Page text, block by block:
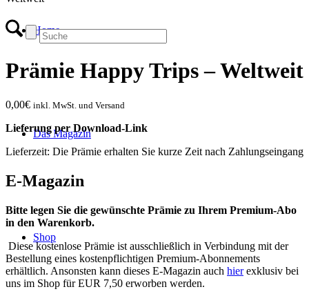
Home
Das Magazin
Shop
Prämie Happy Trips – Weltweit
0,00€ inkl. MwSt. und Versand
Lieferung per Download-Link
Lieferzeit: Die Prämie erhalten Sie kurze Zeit nach Zahlungseingang
E-Magazin
Bitte legen Sie die gewünschte Prämie zu Ihrem Premium-Abo
in den Warenkorb.
Diese kostenlose Prämie ist ausschließlich in Verbindung mit der
Bestellung eines kostenpflichtigen Premium-Abonnements
erhältlich. Ansonsten kann dieses E-Magazin auch hierexklusiv bei
uns im Shop für EUR 7,50 erworben werden.